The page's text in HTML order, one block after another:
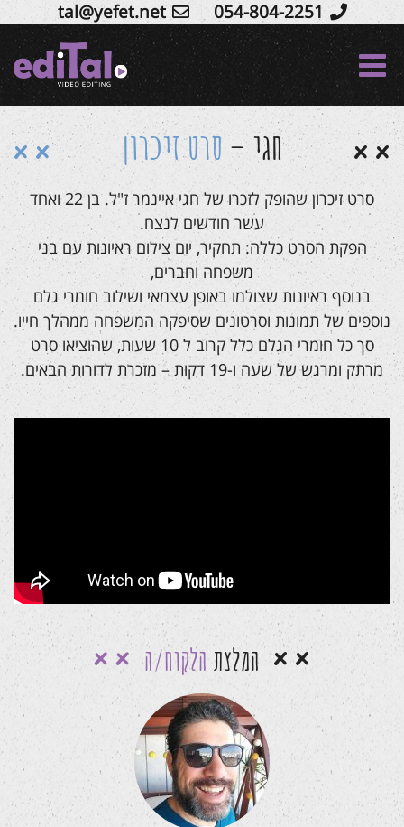
Skip
to
content
054-804-2251
tal@yefet.net
חגי –סרט זיכרון
סרט זיכרון שהופק לזכרו של חגי איינמר ז"ל. בן 22 ואחד
עשר חודשים לנצח.
הפקת הסרט כללה: תחקיר, יום צילום ראיונות עם בני
משפחה וחברים,
בנוסף ראיונות שצולמו באופן עצמאי ושילוב חומרי גלם
נוספים של תמונות וסרטונים שסיפקה המשפחה ממהלך חייו.
סך כל חומרי הגלם כלל קרוב ל 10 שעות, שהוציאו סרט
מרתק ומרגש של שעה ו-19 דקות – מזכרת לדורות הבאים.
המלצת הלקוח/ה